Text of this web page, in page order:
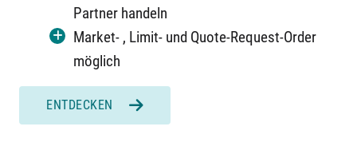
Partner handeln
Market- , Limit- und Quote-Request-Order
möglich
ENTDECKEN